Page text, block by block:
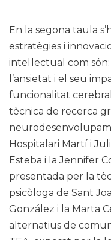
En la segona taula
estratègies i
intel·lectual com
l’ansietat i el seu
funcionalitat
tècnica de recerca
Hospitalari Martí i
Esteba i la Jennifer
presentada per la
psicòloga de Sant
González i la Marta
alternatius de